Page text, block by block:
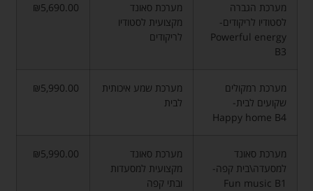
מערכת הגברה
לסטודיו לריקודים-
Powerful energy
B3
מערכת סאונד
מקצועית לסטודיו
לריקודים
₪5,690.00
מערכת רמקולים
שקועים לבית-
Happy home B4
מערכת שמע איכותית
לבית
₪5,990.00
מערכת סאונד
למסעדה\בית קפה-
Fun music B1
מערכת סאונד
מקצועית למסעדות
ובתי קפה
₪5,990.00